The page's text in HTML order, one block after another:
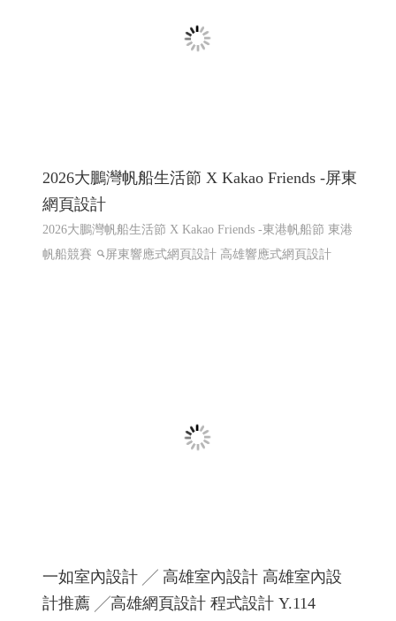
2026大鵬灣帆船生活節 X Kakao Friends -屏東
網頁設計
2026大鵬灣帆船生活節 X Kakao Friends -東港帆船節 東港
帆船競賽
屏東響應式網頁設計 高雄響應式網頁設計
一如室內設計 ╱ 高雄室內設計 高雄室內設
計推薦 ╱高雄網頁設計 程式設計 Y.114